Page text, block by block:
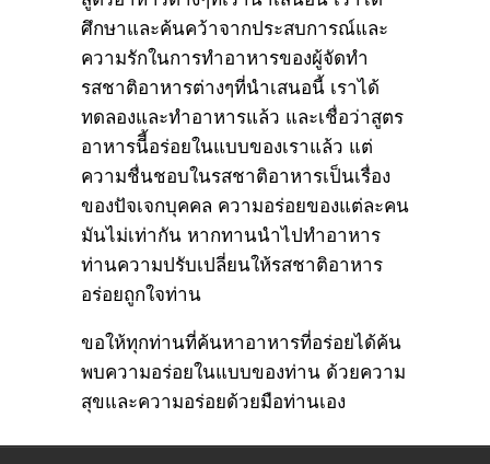
ศึกษาและค้นคว้าจากประสบการณ์และ
ความรักในการทำอาหารของผู้จัดทำ
รสชาติอาหารต่างๆที่นำเสนอนี้ เราได้
ทดลองและทำอาหารแล้ว และเชื่อว่าสูตร
อาหารนีี้อร่อยในแบบของเราแล้ว แต่
ความชื่นชอบในรสชาติอาหารเป็นเรื่อง
ของปัจเจกบุคคล ความอร่อยของแต่ละคน
มันไม่เท่ากัน หากทานนำไปทำอาหาร
ท่านความปรับเปลี่ยนให้รสชาติอาหาร
อร่อยถูกใจท่าน
ขอให้ทุกท่านที่ค้นหาอาหารที่อร่อยได้ค้น
พบความอร่อยในแบบของท่าน ด้วยความ
สุขและความอร่อยด้วยมือท่านเอง